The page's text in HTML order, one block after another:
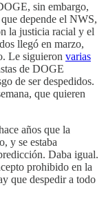
sin embargo,
depende el NWS,
la justicia racial y el
llegó en marzo,
Le siguieron varias
de DOGE
de ser despedidos.
que quieren
años que la
y se estaba
Daba igual.
prohibido en la
que despedir a todo